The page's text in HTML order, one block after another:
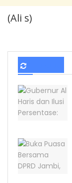
(Ali s)